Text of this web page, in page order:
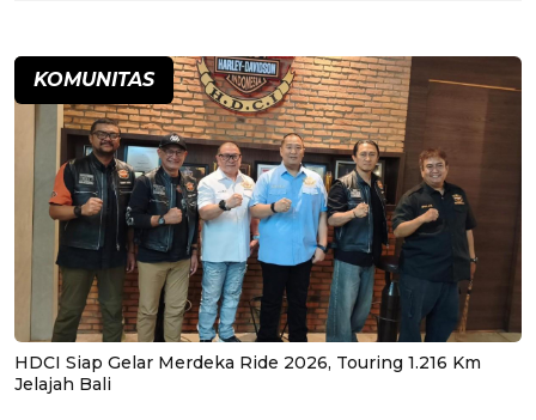
KOMUNITAS
HDCI Siap Gelar Merdeka Ride 2026, Touring 1.216 Km
Jelajah Bali